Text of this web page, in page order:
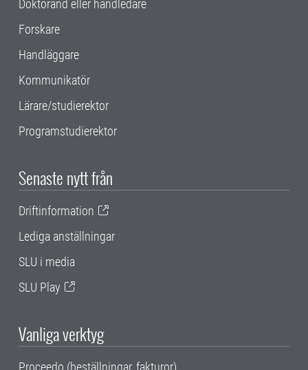
Doktorand eller handledare
Forskare
Handläggare
Kommunikatör
Lärare/studierektor
Programstudierektor
Senaste nytt från
Driftinformation
Lediga anställningar
SLU i media
SLU Play
Vanliga verktyg
Proceedo (beställningar, fakturor)